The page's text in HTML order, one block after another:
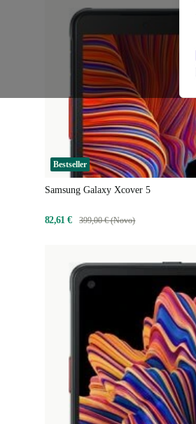
Bestseller
Samsung Galaxy Xcover 5
82,61 € 399,00 € (Novo)